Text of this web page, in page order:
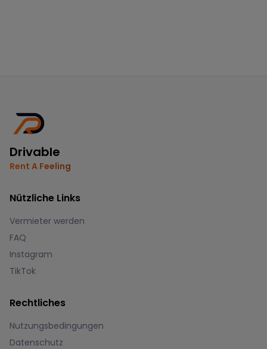
Drivable
Rent A Feeling
Nützliche Links
Vermieter werden
FAQ
Instagram
TikTok
Rechtliches
Nutzungsbedingungen
Datenschutz